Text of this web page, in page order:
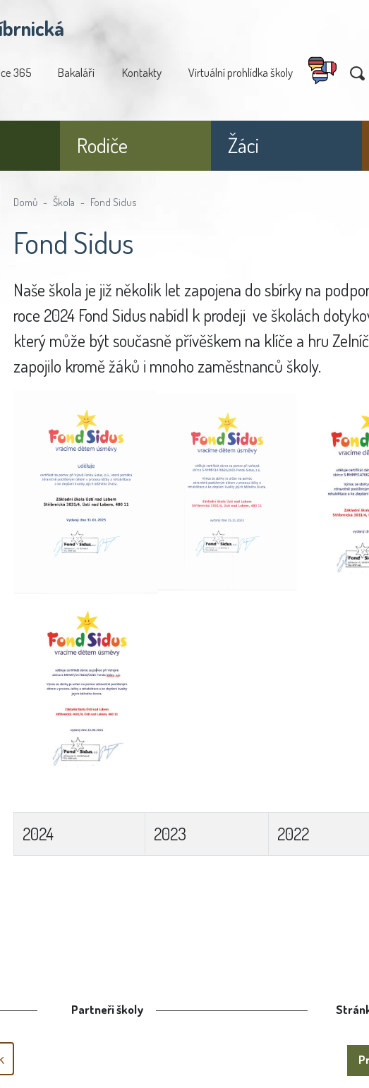
365 Bakaláři Kontakty Virtuální prohlídka školy
Rodiče Žáci
Domů Škola Fond Sidus
Fond Sidus
Naše škola je již několik let zapojena do sbírky na
roce 2024 Fond Sidus nabídl k prodeji ve školách
který může být současně přívěškem na klíče a hru
zapojilo kromě žáků i mnoho zaměstnanců školy.
2024 2023 2022
Partneři školy